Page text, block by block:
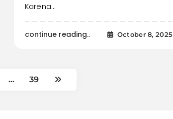
Karena…
continue reading.. October 8, 2025
… 39